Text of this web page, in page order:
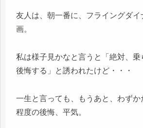
友人は、朝一番に、フライングダ
画。
私は様子見かなと言うと「絶対、乗
後悔する」と誘われたけど・・・
一生と言っても、もうあと、わず
程度の後悔、平気。